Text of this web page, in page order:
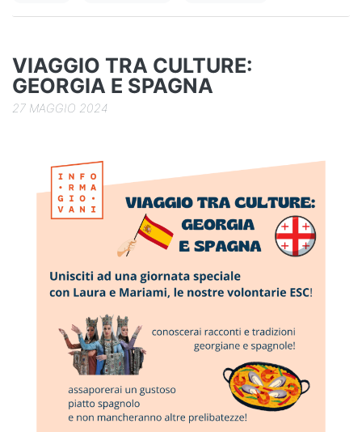
k
VIAGGIO TRA CULTURE:
GEORGIA E SPAGNA
27 MAGGIO 2024